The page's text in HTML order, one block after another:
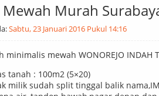
Mewah Murah
Sabtu, 23 Januari 2016 Pukul 14:16
minimalis mewah WONOREJO INDAH
tanah : 100m2 (5×20)
milik sudah split tinggal balik